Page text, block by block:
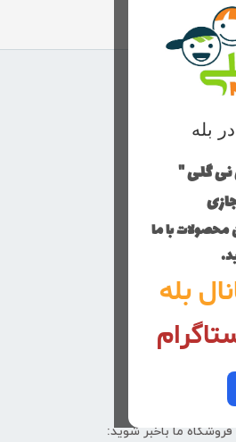
بله
گلی "
با ما
بله
برگشت به بالا
ما باخبر شوید: